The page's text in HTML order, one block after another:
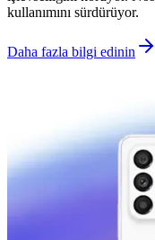
kullanımını sürdürüyor.
Daha fazla bilgi edinin